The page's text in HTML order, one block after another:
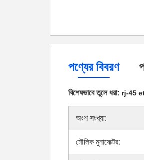
পণ্যের বিবরণ
বিশেষভাবে তুলে ধরা: rj-45
অংশ সংখ্যা:
মৌলিক মুনাফেক্টর: